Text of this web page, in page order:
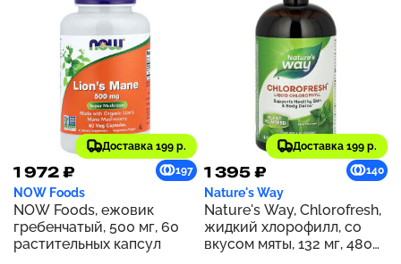
Доставка 199 р.
1 972 ₽ 197
NOW Foods
NOW Foods, ежовик
гребенчатый, 500 мг, 60
растительных капсул
Доставка 199 р.
1 395 ₽ 140
Nature's Way
Nature's Way, Chlorofresh,
жидкий хлорофилл, со
вкусом мяты, 132 мг, 480